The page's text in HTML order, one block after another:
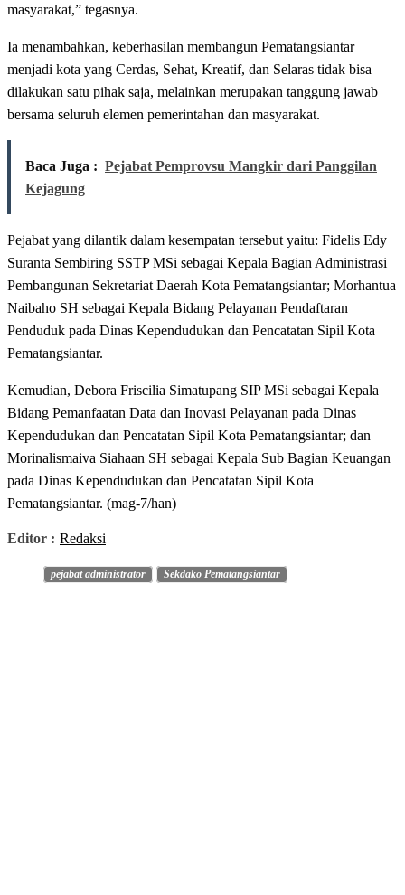
masyarakat,” tegasnya.
Ia menambahkan, keberhasilan membangun Pematangsiantar
menjadi kota yang Cerdas, Sehat, Kreatif, dan Selaras tidak bisa
dilakukan satu pihak saja, melainkan merupakan tanggung jawab
bersama seluruh elemen pemerintahan dan masyarakat.
Baca Juga : Pejabat Pemprovsu Mangkir dari Panggilan
Kejagung
Pejabat yang dilantik dalam kesempatan tersebut yaitu: Fidelis Edy
Suranta Sembiring SSTP MSi sebagai Kepala Bagian Administrasi
Pembangunan Sekretariat Daerah Kota Pematangsiantar; Morhantua
Naibaho SH sebagai Kepala Bidang Pelayanan Pendaftaran
Penduduk pada Dinas Kependudukan dan Pencatatan Sipil Kota
Pematangsiantar.
Kemudian, Debora Friscilia Simatupang SIP MSi sebagai Kepala
Bidang Pemanfaatan Data dan Inovasi Pelayanan pada Dinas
Kependudukan dan Pencatatan Sipil Kota Pematangsiantar; dan
Morinalismaiva Siahaan SH sebagai Kepala Sub Bagian Keuangan
pada Dinas Kependudukan dan Pencatatan Sipil Kota
Pematangsiantar. (mag-7/han)
Editor : Redaksi
pejabat administrator Sekdako Pematangsiantar